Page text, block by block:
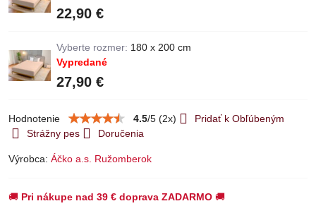
22,90 €
Vyberte rozmer: 180 x 200 cm
Vypredané
27,90 €
Hodnotenie 4.5/5 (2x)
Pridať k Obľúbeným
Strážny pes
Doručenia
Výrobca: Áčko a.s. Ružomberok
🚚 Pri nákupe nad 39 € doprava ZADARMO 🚚